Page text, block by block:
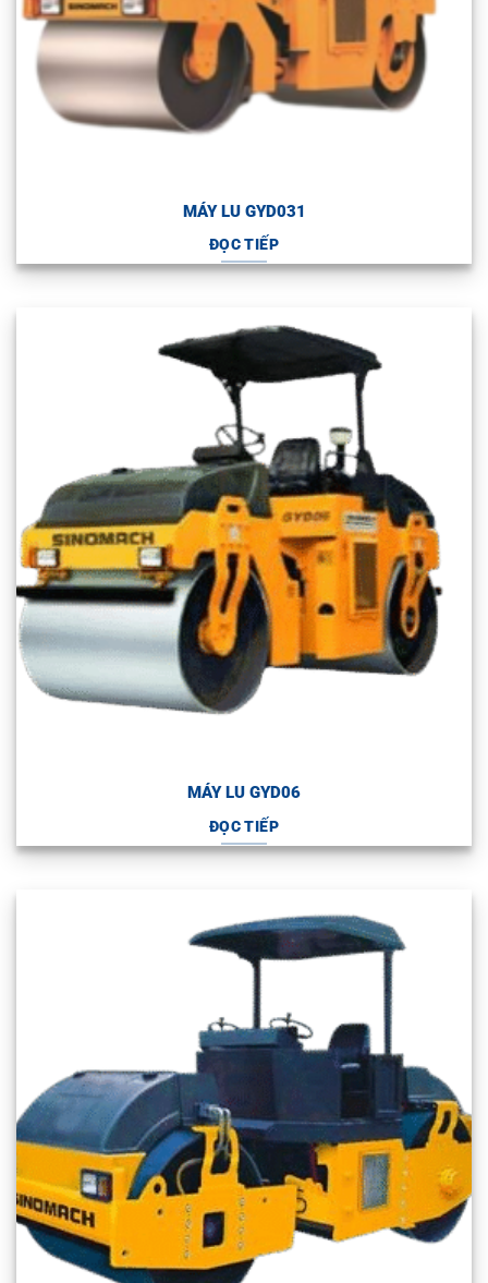
MÁY LU GYD031
ĐỌC TIẾP
MÁY LU GYD06
ĐỌC TIẾP